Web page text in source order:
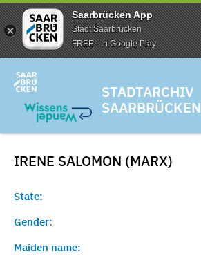
Saarbrücken App
Stadt Saarbrücken
FREE - In Google Play
STADTARCHIV
SAARBRÜCKEN
IRENE SALOMON (MARX)
State:
Gender:
Maiden name: